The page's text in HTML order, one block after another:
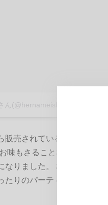
ん(@hernameislingling)がシェア
販売されている、フレンチ
味もさることながら、その
なりました。 本場のシェフ
たりのパーティーフードを